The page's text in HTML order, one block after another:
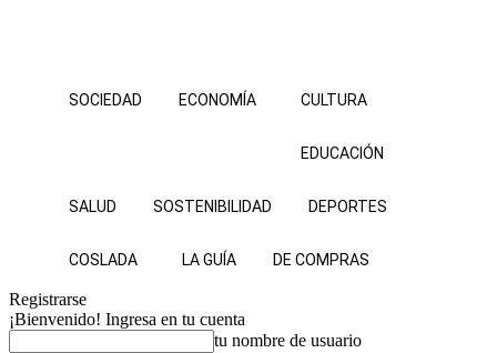
SOCIEDAD ECONOMÍA CULTURA
EDUCACIÓN
SALUD SOSTENIBILIDAD DEPORTES
COSLADA LA GUÍA DE COMPRAS
Registrarse
¡Bienvenido! Ingresa en tu cuenta
tu nombre de usuario